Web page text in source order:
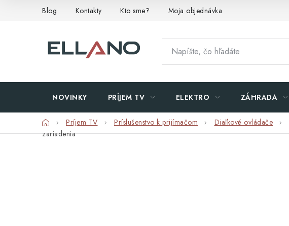
Blog Kontakty Kto sme? Moja objednávka
NOVINKY PRÍJEM TV ELEKTRO ZÁHRADA
DomovPríjem TV Príslušenstvo k prijímačom Diaľkové ovládače
zariadenia